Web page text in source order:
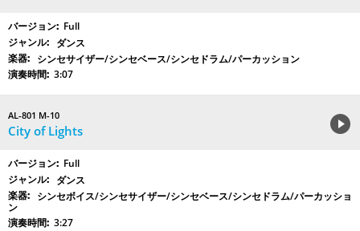
Full
ダンス
シンセサイザー/シンセベース/シンセドラム/パーカッション
3:07
AL-801 M-10
City of Lights
Full
ダンス
シンセボイス/シンセサイザー/シンセベース/シンセドラム/パーカッショ
ン
3:27